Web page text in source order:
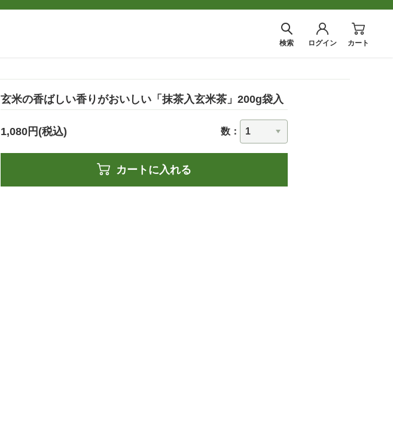
検索 ログイン カート
玄米の香ばしい香りがおいしい「抹茶入玄米茶」200g袋入
1,080円(税込) 数：
カートに入れる